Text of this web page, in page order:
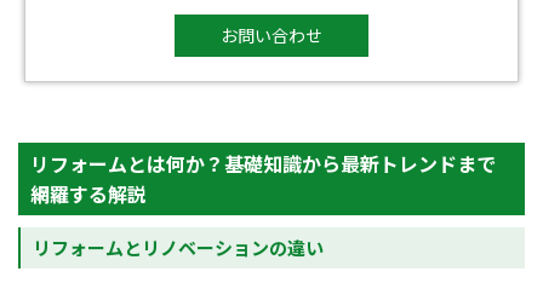
お問い合わせ
リフォームとは何か？基礎知識から最新トレンドまで
網羅する解説
リフォームとリノベーションの違い